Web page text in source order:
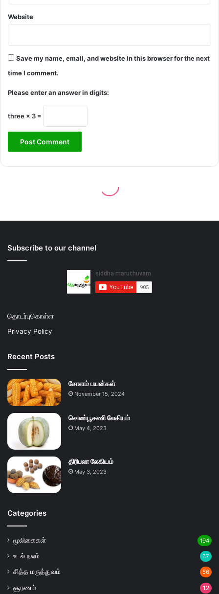
Subscribe to our channel
தொடர்புகொள்ள
Privacy Policy
Recent Posts
சோளம் பயன்கள்
November 15, 2024
வெண்பூசணி லேகியம்
May 4, 2023
திரிபலா லேகியம்
May 3, 2023
Categories
மூலிகைகள் 194
உடல் நலம் 67
சித்த மருத்துவம் 56
சூரணம் 12